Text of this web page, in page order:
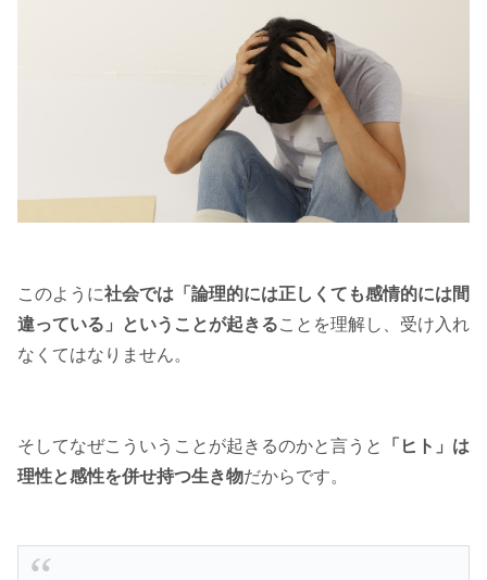
このように社会では「論理的には正しくても感情的には間
違っている」ということが起きることを理解し、受け入れ
なくてはなりません。
そしてなぜこういうことが起きるのかと言うと 「ヒト」は
理性と感性を併せ持つ生き物だからです。